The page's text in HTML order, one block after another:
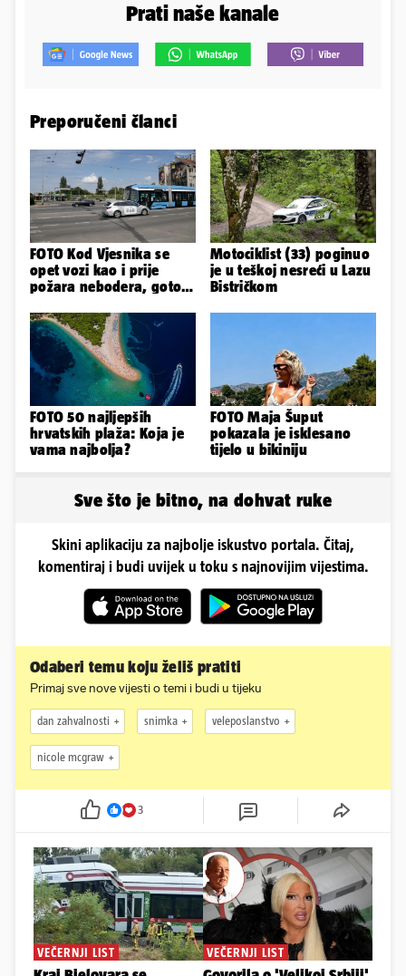
Prati naše kanale
Preporučeni članci
FOTO Kod Vjesnika se
opet vozi kao i prije
požara nebodera, gotovi
Motociklist (33) poginuo
je u teškoj nesreći u Lazu
Bistričkom
FOTO 50 najljepših
hrvatskih plaža: Koja je
vama najbolja?
FOTO Maja Šuput
pokazala je isklesano
tijelo u bikiniju
Sve što je bitno, na dohvat ruke
Skini aplikaciju za najbolje iskustvo portala. Čitaj,
komentiraj i budi uvijek u toku s najnovijim vijestima.
Odaberi temu koju želiš pratiti
Primaj sve nove vijesti o temi i budi u tijeku
dan zahvalnosti snimka veleposlanstvo
nicole mcgraw
3